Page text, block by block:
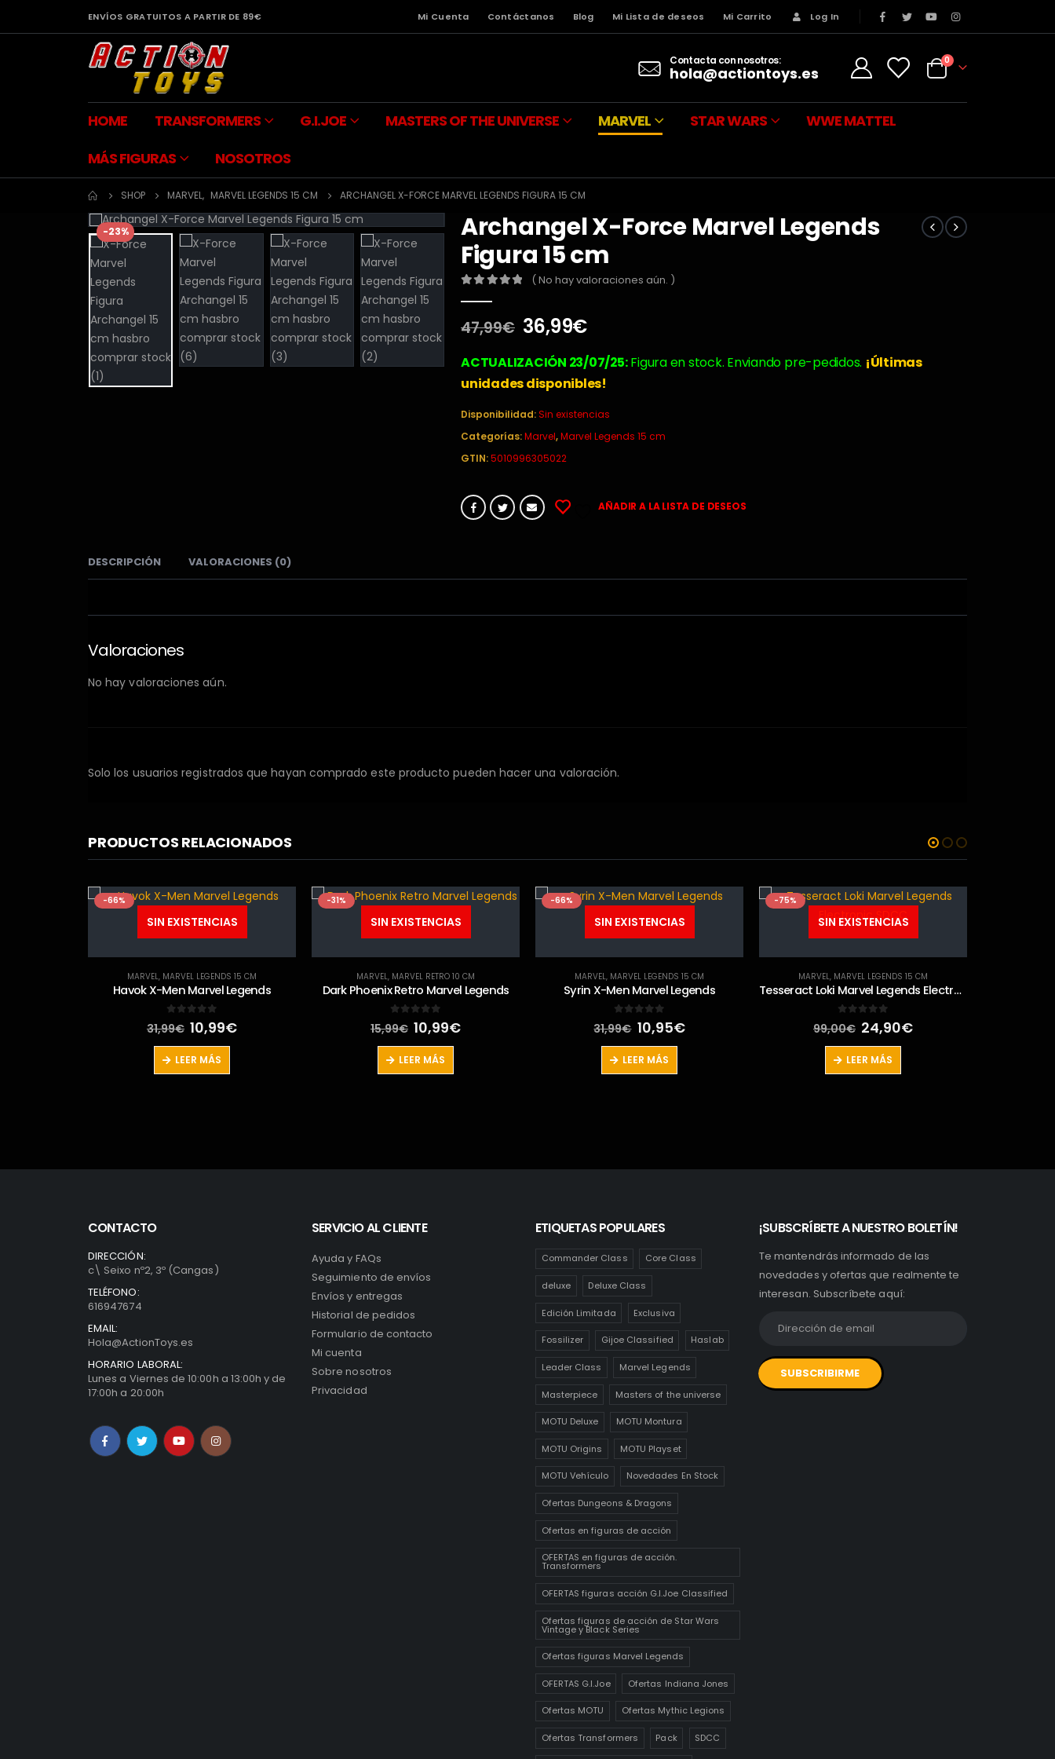
ENVÍOS GRATUITOS A PARTIR DE 89€ Mi Cuenta Contáctanos Blog Mi Lista de deseos Mi Carrito Log In
Contacta con nosotros:
hola@actiontoys.es
0
HOME TRANSFORMERS G.I.JOE MASTERS OF THE UNIVERSE MARVEL STAR WARS
WWE MATTEL
MÁS FIGURAS
NOSOTROS
SHOP MARVEL, MARVEL LEGENDS 15 CM ARCHANGEL X-FORCE MARVEL LEGENDS FIGURA 15 CM
-23%
Archangel X-Force Marvel Legends
Figura 15 cm
( No hay valoraciones aún. )
47,99€ El
precio
original
era:
36,99€El
actual
es:
ACTUALIZACIÓN 23/07/25:Figura en stock. Enviando pre-pedidos. ¡Últimas
unidades disponibles!
Disponibilidad:Sin existencias
Categorías:Marvel,Marvel Legends 15 cm
GTIN:5010996305022
AÑADIR A LA LISTA DE DESEOS
DESCRIPCIÓN VALORACIONES (0)
Valoraciones
No hay valoraciones aún.
Solo los usuarios registrados que hayan comprado este producto pueden hacer una valoración.
PRODUCTOS RELACIONADOS
-66%
SIN EXISTENCIAS
MARVEL, MARVEL LEGENDS 15 CM
Havok X-Men Marvel Legends
out of 5
31,99€ El
precio
original
era:
10,99€El
LEER MÁS
-31%
SIN EXISTENCIAS
MARVEL, MARVEL RETRO 10 CM
Dark Phoenix Retro Marvel Legends
out of 5
15,99€ El
precio
original
era:
10,99€El
LEER MÁS
-66%
SIN EXISTENCIAS
MARVEL, MARVEL LEGENDS 15 CM
Syrin X-Men Marvel Legends
out of 5
31,99€ El
precio
original
era:
10,95€El
LEER MÁS
-75%
SIN EXISTENCIAS
MARVEL, MARVEL LEGENDS 15 CM
Tesseract Loki Marvel Legends Electronic SDCC
out of 5
99,00€ El
precio
original
era:
24,90€El
LEER MÁS
CONTACTO
DIRECCIÓN:
c\ Seixo nº2, 3º (Cangas)
TELÉFONO:
616947674
EMAIL:
Hola@ActionToys.es
HORARIO LABORAL:
Lunes a Viernes de 10:00h a 13:00h y de
17:00h a 20:00h
SERVICIO AL CLIENTE
Ayuda y FAQs
Seguimiento de envíos
Envíos y entregas
Historial de pedidos
Formulario de contacto
Mi cuenta
Sobre nosotros
Privacidad
ETIQUETAS POPULARES
Commander Class Core Class
deluxe Deluxe Class
Edición Limitada Exclusiva
Fossilizer Gijoe Classified Haslab
Leader Class Marvel Legends
Masterpiece Masters of the universe
MOTU Deluxe MOTU Montura
MOTU Origins MOTU Playset
MOTU Vehículo Novedades En Stock
Ofertas Dungeons & Dragons
Ofertas en figuras de acción
OFERTAS en figuras de acción.
Transformers
OFERTAS figuras acción G.I.Joe Classified
Ofertas figuras de acción de Star Wars
Vintage y Black Series
Ofertas figuras Marvel Legends
OFERTAS G.I.Joe Ofertas Indiana Jones
Ofertas MOTU Ofertas Mythic Legions
Ofertas Transformers Pack SDCC
¡SUBSCRÍBETE A NUESTRO BOLETÍN!
Te mantendrás informado de las
novedades y ofertas que realmente te
interesan. Subscríbete aquí: